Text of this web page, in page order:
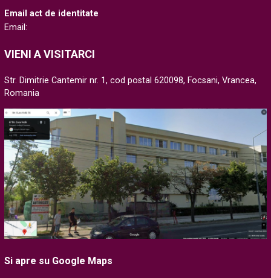
Email act de identitate
Email:
VIENI A VISITARCI
Str. Dimitrie Cantemir nr. 1, cod postal 620098, Focsani, Vrancea,
Romania
Si apre su Google Maps